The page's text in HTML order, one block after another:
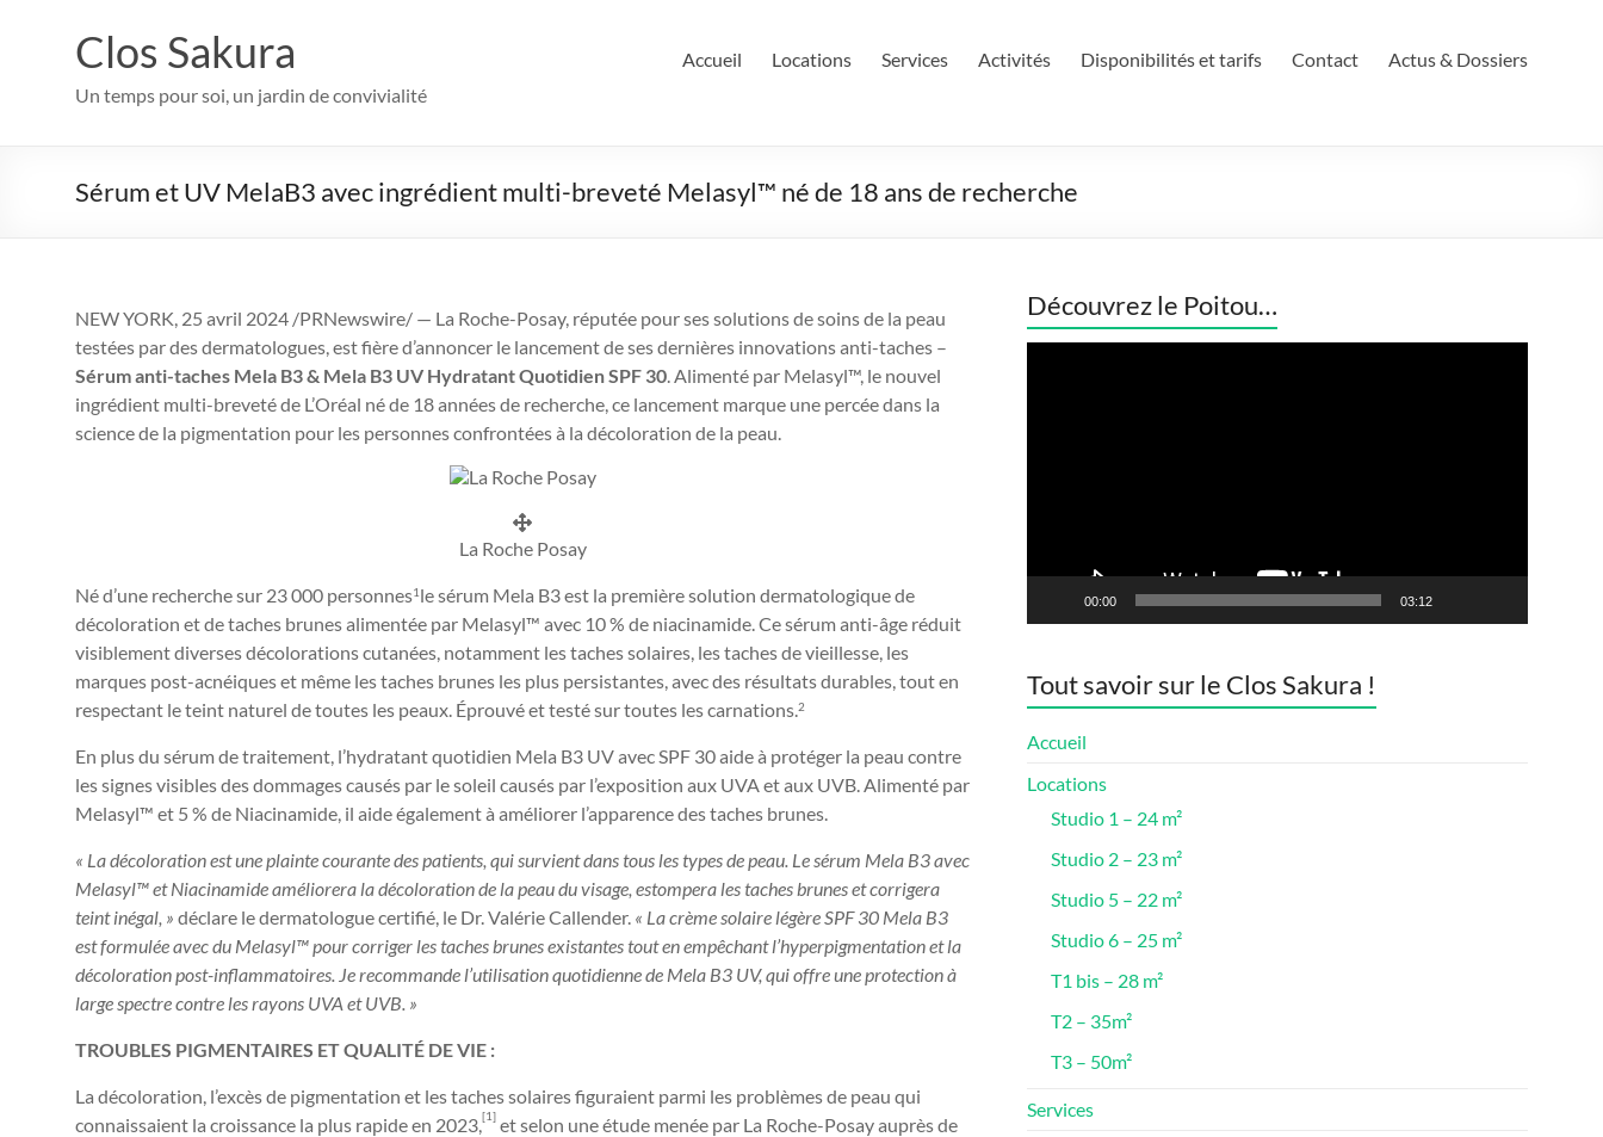
Clos Sakura
Un temps pour soi, un jardin de convivialité
Accueil Locations Services Activités Disponibilités et tarifs Contact Actus & Dossiers
Sérum et UV MelaB3 avec ingrédient multi-breveté Melasyl™ né de 18 ans de recherche
NEW YORK, 25 avril 2024 /PRNewswire/ — La Roche-Posay, réputée pour ses solutions de soins de la peau
testées par des dermatologues, est fière d’annoncer le lancement de ses dernières innovations anti-taches –
Sérum anti-taches Mela B3& Mela B3 UV Hydratant Quotidien SPF 30. Alimenté par Melasyl™, le nouvel
ingrédient multi-breveté de L’Oréal né de 18 années de recherche, ce lancement marque une percée dans la
science de la pigmentation pour les personnes confrontées à la décoloration de la peau.
La Roche Posay
Né d’une recherche sur 23 000 personnes1 le sérum Mela B3 est la première solution dermatologique de
décoloration et de taches brunes alimentée par Melasyl™ avec 10 % de niacinamide. Ce sérum anti-âge réduit
visiblement diverses décolorations cutanées, notamment les taches solaires, les taches de vieillesse, les
marques post-acnéiques et même les taches brunes les plus persistantes, avec des résultats durables, tout en
respectant le teint naturel de toutes les peaux. Éprouvé et testé sur toutes les carnations.2
En plus du sérum de traitement, l’hydratant quotidien Mela B3 UV avec SPF 30 aide à protéger la peau contre
les signes visibles des dommages causés par le soleil causés par l’exposition aux UVA et aux UVB. Alimenté par
Melasyl™ et 5 % de Niacinamide, il aide également à améliorer l’apparence des taches brunes.
« La décoloration est une plainte courante des patients, qui survient dans tous les types de peau. Le sérum Mela B3 avec
Melasyl™ et Niacinamide améliorera la décoloration de la peau du visage, estompera les taches brunes et corrigera
teint inégal, » déclare le dermatologue certifié, le Dr.Valérie Callender. « La crème solaire légère SPF 30 Mela B3
est formulée avec du Melasyl™ pour corriger les taches brunes existantes tout en empêchant l’hyperpigmentation et la
décoloration post-inflammatoires. Je recommande l’utilisation quotidienne de Mela B3 UV, qui offre une protection à
large spectre contre les rayons UVA et UVB. »
TROUBLES PIGMENTAIRES ET QUALITÉ DE VIE :
La décoloration, l’excès de pigmentation et les taches solaires figuraient parmi les problèmes de peau qui
connaissaient la croissance la plus rapide en 2023,[1] et selon une étude menée par La Roche-Posay auprès de
Découvrez le Poitou…
00:00 03:12
Tout savoir sur le Clos Sakura !
Accueil
Locations
Studio 1 – 24 m²
Studio 2 – 23 m²
Studio 5 – 22 m²
Studio 6 – 25 m²
T1 bis – 28 m²
T2 – 35m²
T3 – 50m²
Services